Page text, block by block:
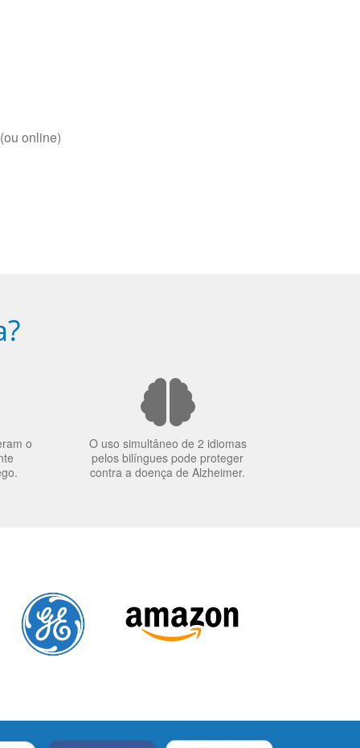
online)
o
O uso simultâneo de 2 idiomas
pelos bilíngues pode proteger
contra a doença de Alzheimer.